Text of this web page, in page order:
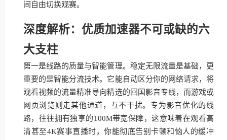
间自由切换观赛。
深度解析：优质加速器不可或缺的六
大支柱
第一是线路的质量与智能管理。稳定无限流量是基础，更
重要的是智能分流技术。它能自动区分你的网络请求，将
观看视频的流量精准导向精选的回国影音专线，而游戏或
网页浏览则走其他通道，互不干扰。专为影音优化的线
路，往往拥有独享的100M带宽保障，这意味着在观看高
清甚至4K赛事直播时，你能彻底告别卡顿和恼人的缓冲